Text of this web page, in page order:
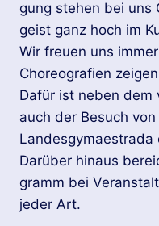
gung ste­hen bei
geist ganz hoch im
Wir freu­en uns
Cho­reo­gra­fi­en
Dafür ist neben dem
auch der Be­such
Landesgy­ma­es­tra­da
Dar­über hin­aus
gramm bei
jeder Art.